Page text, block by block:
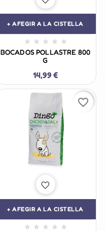
+ AFEGIR A LA CISTELLA
    
BOCADOS POLLASTRE 800
G
14,99 €
+ AFEGIR A LA CISTELLA
    
favorite_border